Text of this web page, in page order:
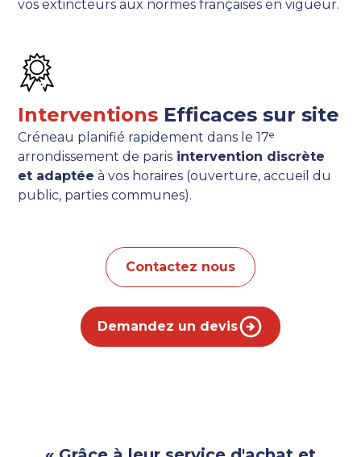
vos extincteurs aux normes françaises en vigueur.
Interventions Efficaces sur site
Créneau planifié rapidement dans le 17ᵉ
arrondissement de paris intervention discrète
et adaptée à vos horaires (ouverture, accueil du
public, parties communes).
Contactez nous
Demandez un devis